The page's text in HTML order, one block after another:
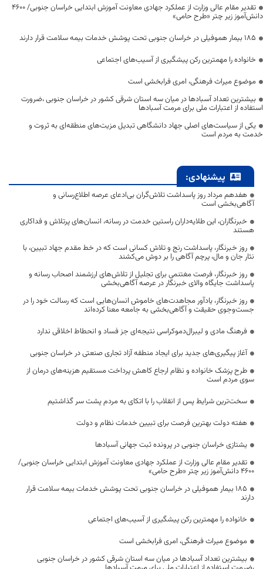
تقدیر مقام عالی وزارت از عملکرد جهادی معاونت آموزش ابتدایی خراسان جنوبی/ ۴۶۰۰
دانش‌آموز زیر چتر «طرح حامی»
۱۸۵ بیمار هموفیلی در خراسان جنوبی تحت پوشش خدمات بیمه سلامت قرار دارند
خانواده را مهمترین رکن پیشگیری از آسیب‌های اجتماعی
موضوع میراث فرهنگی، امری فرابخشی است
بیشترین تعداد آسبادها در میان سه استان شرقی کشور در خراسان جنوبی ،ضرورت
استفاده از اعتبارات ملی برای مرمت آسبادها
یکی از سیاست‌های اصلی جهاد دانشگاهی تبدیل مزیت‌های منطقه‌ای به ثروت و
خدمت به مردم است
پیشنهادی:
هفدهم مرداد روز پاسداشت تلاش‌گران بی‌ادعای عرصه اطلاع‌رسانی و
آگاهی‌بخشی است
خبرنگاران، این طلایه‌داران راستین خدمت در رسانه، انسان‌های پرتلاش و فداکاری
هستند
روز خبرنگار، پاسداشت رنج و تلاش کسانی است که در خط مقدم جهاد تبیین، با
نثار جان و مال، پرچم آگاهی را بر دوش می‌کشند
روز خبرنگار، فرصت مغتنمی برای تجلیل از تلاش‌های ارزشمند اصحاب رسانه و
پاسداشت جایگاه والای خبرنگار در عرصه آگاهی‌بخشی
روز خبرنگار، یادآور مجاهدت‌های خاموش انسان‌هایی است که رسالت خود را در
جست‌وجوی حقیقت و آگاهی‌بخشی به جامعه معنا کرده‌اند
فرهنگ مادی و لیبرال‌دموکراسی نتیجه‌ای جز فساد و انحطاط اخلاقی ندارد
آغاز پیگیری‌های جدید برای ایجاد منطقه آزاد تجاری صنعتی در خراسان جنوبی
طرح پزشک خانواده و نظام ارجاع کاهش پرداخت مستقیم هزینه‌های درمان از
سوی مردم است
سخت‌ترین شرایط پس از انقلاب را با اتکای به مردم پشت سر گذاشتیم
هفته دولت بهترین فرصت برای تبیین خدمات نظام و دولت
یشتازی خراسان جنوبی در پرونده ثبت جهانی آسبادها
تقدیر مقام عالی وزارت از عملکرد جهادی معاونت آموزش ابتدایی خراسان جنوبی/
۴۶۰۰ دانش‌آموز زیر چتر «طرح حامی»
۱۸۵ بیمار هموفیلی در خراسان جنوبی تحت پوشش خدمات بیمه سلامت قرار
دارند
خانواده را مهمترین رکن پیشگیری از آسیب‌های اجتماعی
موضوع میراث فرهنگی، امری فرابخشی است
بیشترین تعداد آسبادها در میان سه استان شرقی کشور در خراسان جنوبی